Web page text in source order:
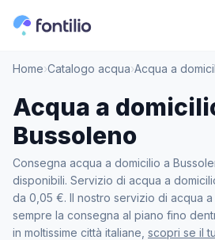
Home›Catalogo acqua›Acqua a
Acqua a
Bussoleno
Consegna acqua a domicilio a
disponibili. Servizio di acqua a
da 0,05 €. Il nostro servizio di acqua
sempre la consegna al piano fino
in moltissime città italiane, scopri se il